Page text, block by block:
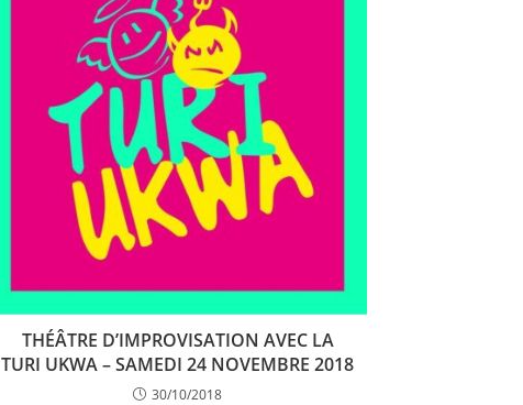
THÉÂTRE D’IMPROVISATION AVEC LA
TURI UKWA – SAMEDI 24 NOVEMBRE 2018
30/10/2018